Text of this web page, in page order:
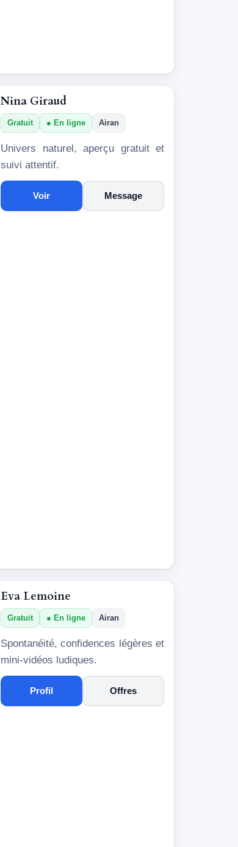
Nina Giraud
Gratuit En ligne Airan
Univers naturel, aperçu gratuit et
suivi attentif.
Voir Message
Eva Lemoine
Gratuit En ligne Airan
Spontanéité, confidences légères et
mini-vidéos ludiques.
Profil Offres